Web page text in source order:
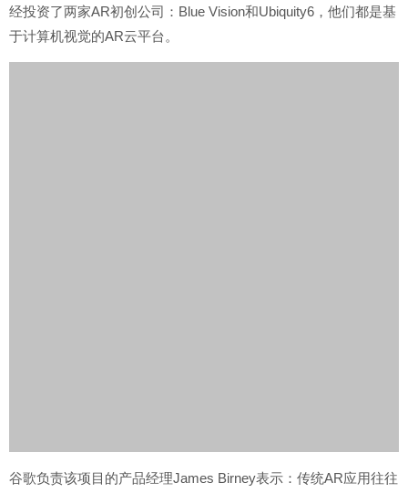
经投资了两家AR初创公司：Blue Vision和Ubiquity6，他们都是基
于计算机视觉的AR云平台。
谷歌负责该项目的产品经理James Birney表示：传统AR应用往往